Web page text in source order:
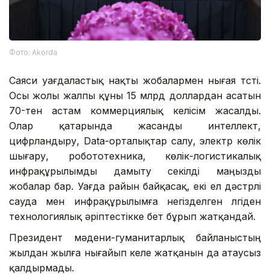
Фото: Аkorda
Саяси уағдаластық нақты жобалармен нығая түсті.
Осы жолы жалпы құны 15 млрд доллардан асатын
70-тен астам коммерциялық келісім жасалды.
Олар қатарында жасанды интеллект,
цифрландыру, Data-орталықтар салу, электр көлік
шығару, робототехника, көлік-логистикалық
инфрақұрылымды дамыту секілді маңызды
жобалар бар. Уағда райын байқасақ, екі ел дәстүрлі
сауда мен инфрақұрылымға негізделген үлгіден
технологиялық әріптестікке бет бұрып жатқандай.
Президент мәдени-гуманитарлық байланыстың
жылдан жылға нығайып келе жатқанын да атаусыз
қалдырмады.